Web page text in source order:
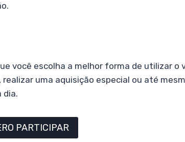
você escolha a melhor forma de utilizar o
uma aquisição especial ou até
dia.
PARTICIPAR